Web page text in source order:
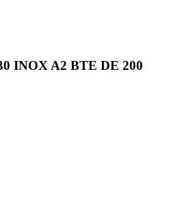
INOX A2 BTE DE 200